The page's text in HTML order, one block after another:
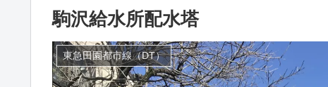
駒沢給水所配水塔
東急田園都市線（DT）